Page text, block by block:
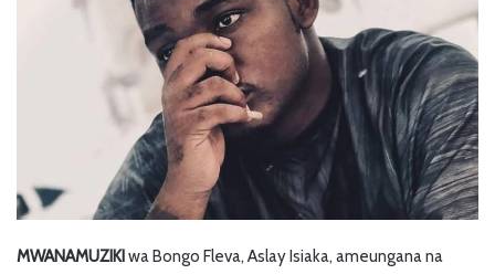
MWANAMUZIKIwa Bongo Fleva, Aslay Isiaka, ameungana na